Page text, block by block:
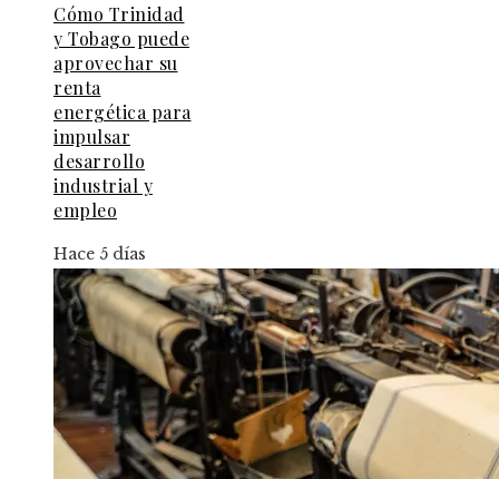
Cómo Trinidad
y Tobago puede
aprovechar su
renta
energética para
impulsar
desarrollo
industrial y
empleo
Hace 5 días